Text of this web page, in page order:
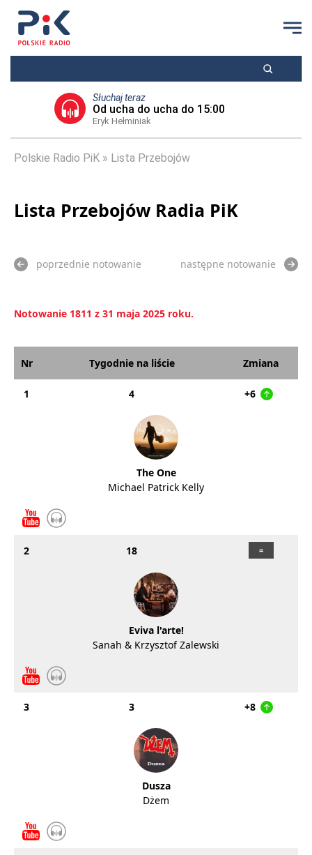
Słuchaj teraz
Od ucha do ucha do 15:00
Eryk Hełminiak
Polskie Radio PiK Lista Przebojów
Lista Przebojów Radia PiK
poprzednie notowanie następne notowanie
Notowanie 1811 z 31 maja 2025 roku.
Nr Tygodnie na liście Zmiana
1 4 +6
The One
Michael Patrick Kelly
2 18
Eviva l'arte!
Sanah & Krzysztof Zalewski
3 3 +8
Dusza
Dżem